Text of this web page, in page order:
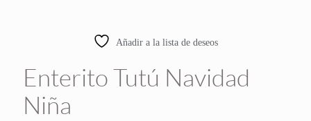
Añadir a la lista de deseos
Enterito Tutú Navidad
Niña